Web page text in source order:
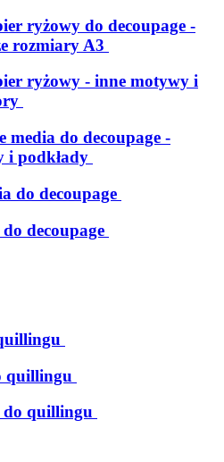
ryżowy do decoupage -
rozmiary A3
ryżowy - inne motywy i
media do decoupage -
i podkłady
do decoupage
do decoupage
quillingu
do quillingu